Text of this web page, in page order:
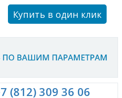
Купить в один клик
(812) 309 36 06